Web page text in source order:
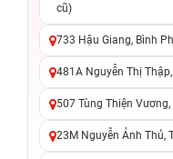
cũ)
733 Hậu Giang, Bình
481A Nguyễn Thị
507 Tùng Thiện
23M Nguyễn Ảnh Thủ,